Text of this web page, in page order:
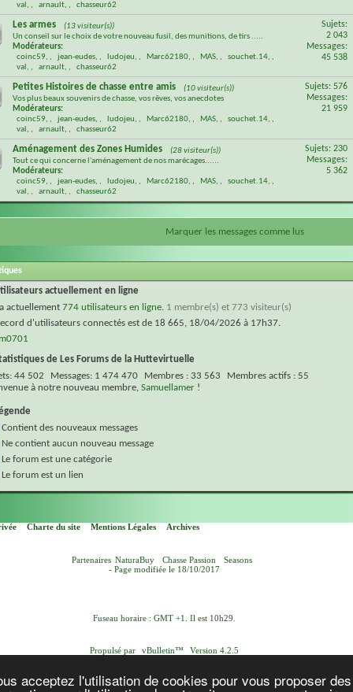
acceptez l'utilisation de cookies pour vous proposer
val , arnault, chasseur62
Les armes
(13 visiteur(s))
Un conseil sur le choix de votre nouveau fusil, des munitions, de tirs .....
Modérateurs:
coinc59, jean-eudes, ludojeu, Marc62180, MAS, souchet.14,
val , arnault, chasseur62
Sujets:
2 043
Messages:
45 538
Petites Histoires de chasse entre amis
(10 visiteur(s))
Vos plus beaux souvenirs de chasse, vos rêves, vos anecdotes
Modérateurs:
coinc59, jean-eudes, ludojeu, Marc62180, MAS, souchet.14,
val , arnault, chasseur62
Sujets: 576
Messages:
21 959
Aménagement des Zones Humides
(28 visiteur(s))
Tout ce qui concerne l'aménagement de nos marécages......
Modérateurs:
coinc59, jean-eudes, ludojeu, Marc62180, MAS, souchet.14,
val , arnault, chasseur62
Sujets: 230
Messages:
5 362
Marquer les messages comme lus
actuellement en ligne
actuellement 774 utilisateurs en ligne. 1 membre(s) et 773 visiteur(s)
d'utilisateurs connectés est de 18 665, 18/04/2026 à 17h37.
de Les Forums de la Huttevirtuelle
44 502 Messages 1 474 470 Membres 33 563 Membres actifs
55
à notre nouveau membre, Samuellamer !
Contient des nouveaux messages
Ne contient aucun nouveau message
Le forum est une catégorie
Le forum est un lien
Charte du site Mentions Légales Archives
Partenaires NaturaBuy Chasse Passion
Seasons
- Page modifiée le 18/10/2017
Fuseau horaire : GMT +1. Il est 10h29
Propulsé par vBulletin™
Version 4.2.5